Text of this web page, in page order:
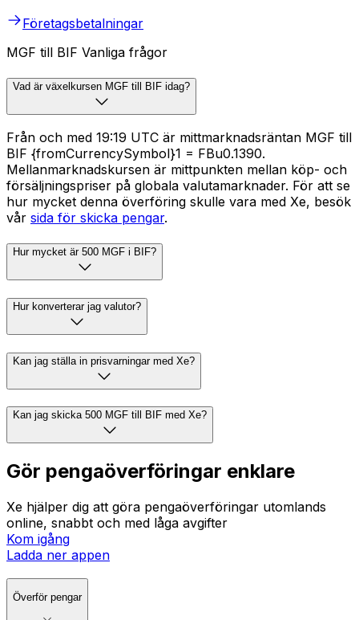
Företagsbetalningar
MGF till BIF Vanliga frågor
Vad är växelkursen MGF till BIF idag?
Från och med 19:19 UTC är mittmarknadsräntan MGF till
BIF {fromCurrencySymbol}1 = FBu0.1390.
Mellanmarknadskursen är mittpunkten mellan köp- och
försäljningspriser på globala valutamarknader. För att se
hur mycket denna överföring skulle vara med Xe, besök
vår sida för skicka pengar.
Hur mycket är 500 MGF i BIF?
Hur konverterar jag valutor?
Kan jag ställa in prisvarningar med Xe?
Kan jag skicka 500 MGF till BIF med Xe?
Gör pengaöverföringar enklare
Xe hjälper dig att göra pengaöverföringar utomlands
online, snabbt och med låga avgifter
Kom igång
Ladda ner appen
Överför pengar